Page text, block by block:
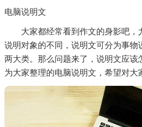
电脑说明文
大家都经常看到作文的身影吧，
说明对象的不同，说明文可分为事物
两大类。那么问题来了，说明文应该
为大家整理的电脑说明文，希望对大